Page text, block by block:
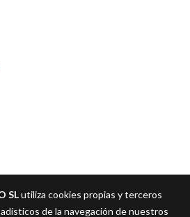
SLutiliza cookies propias y terceros
de la navegación de nuestros